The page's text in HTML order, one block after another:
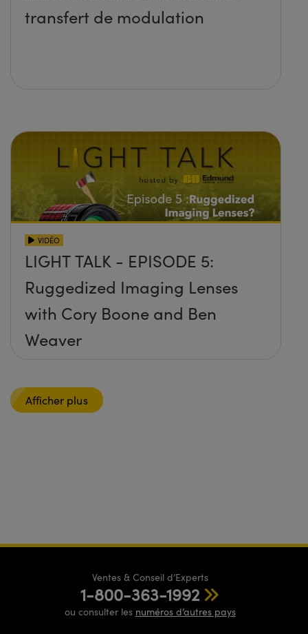
transfert de modulation
VIDÉO
LIGHT TALK - EPISODE 5:
Ruggedized Imaging Lenses
with Cory Boone and Ben
Weaver
Afficher plus
Ventes & Conseil d’Experts
1-800-363-1992
ou consulter les numéros d’autres pays